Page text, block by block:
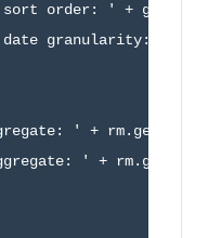
sort order: ' +
date granularity: ' +
' +
' +